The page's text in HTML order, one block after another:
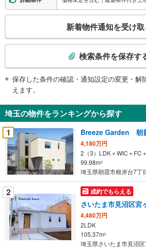
検
知
を
受
け
取
る
・
条
件
を
マ
イ
ペ
新着物件通知を受け
検索条件を保存す
保存した条件の確認・通知設定の変更・解
えます。
埼玉の物件をランキングから探す
1
Breeze Garden 朝
4,180万円
2（3）LDK＋WIC＋FC
99.98m2
埼玉県朝霞市根岸台7丁
2 成約でもらえる
さいたま市見沼区宮
4,480万円
2LDK
105.37m2
埼玉県さいたま市見沼